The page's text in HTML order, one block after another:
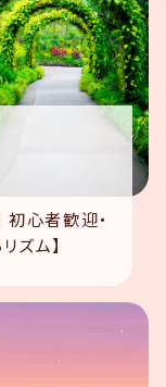
ご希望、あ
んか？
の流れ
ンツ
概要
一覧
初心者歓迎・
ズム】